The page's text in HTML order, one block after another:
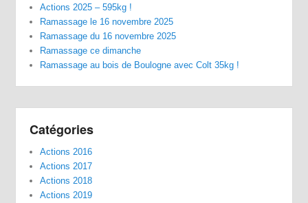
Actions 2025 – 595kg !
Ramassage le 16 novembre 2025
Ramassage du 16 novembre 2025
Ramassage ce dimanche
Ramassage au bois de Boulogne avec Colt 35kg !
Catégories
Actions 2016
Actions 2017
Actions 2018
Actions 2019